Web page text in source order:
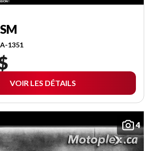
A-1351
VOIR LES DÉTAILS
4